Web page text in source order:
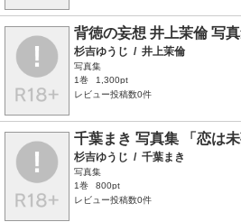
背徳の妄想 井上茉倫 写
杉吉ゆうじ / 井上茉倫
写真集
1巻
1,300pt
レビュー投稿数0件
千葉まき 写真集 「恋は
杉吉ゆうじ / 千葉まき
写真集
1巻
800pt
レビュー投稿数0件